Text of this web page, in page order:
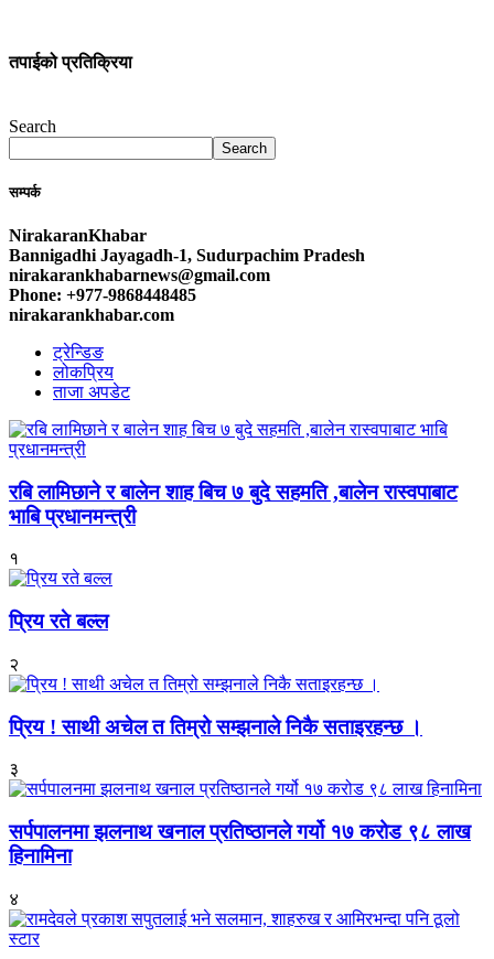
तपाईको प्रतिक्रिया
Search
Search
सम्पर्क
NirakaranKhabar
Bannigadhi Jayagadh-1, Sudurpachim Pradesh
nirakarankhabarnews@gmail.com
Phone: +977-9868448485
nirakarankhabar.com
ट्रेन्डिङ
लोकप्रिय
ताजा अपडेट
रबि लामिछाने र बालेन शाह बिच ७ बुदे सहमति ,बालेन रास्वपाबाट
भाबि प्रधानमन्त्री
१
प्रिय रते बल्ल
२
प्रिय ! साथी अचेल त तिम्रो सम्झनाले निकै सताइरहन्छ ।
३
सर्पपालनमा झलनाथ खनाल प्रतिष्ठानले गर्यो १७ करोड ९८ लाख
हिनामिना
४